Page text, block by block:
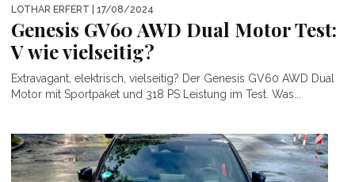
LOTHAR ERFERT | 17/08/2024
Genesis GV60 AWD Dual Motor Test:
V wie vielseitig?
Extravagant, elektrisch, vielseitig? Der Genesis GV60 AWD Dual
Motor mit Sportpaket und 318 PS Leistung im Test. Was...